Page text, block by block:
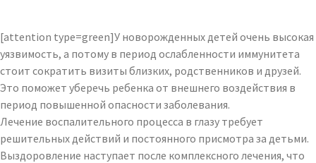
[attention type=green]У новорожденных детей очень высокая
уязвимость, а потому в период ослабленности иммунитета
стоит сократить визиты близких, родственников и друзей.
Это поможет уберечь ребенка от внешнего воздействия в
период повышенной опасности заболевания.
Лечение воспалительного процесса в глазу требует
решительных действий и постоянного присмотра за детьми.
Выздоровление наступает после комплексного лечения, что